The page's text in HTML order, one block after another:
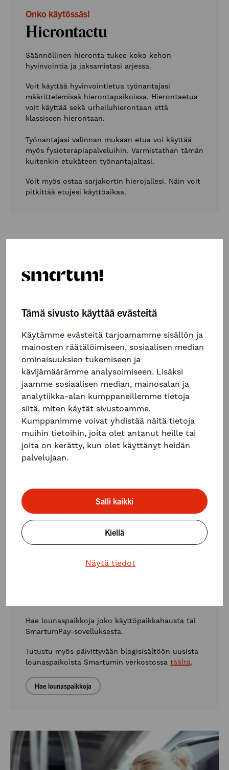
Tämä sivusto käyttää evästeitä
Käytämme evästeitä tarjoamamme sisällön ja
mainosten räätälöimiseen, sosiaalisen median
ominaisuuksien tukemiseen ja
kävijämäärämme analysoimiseen. Lisäksi
jaamme sosiaalisen median, mainosalan ja
analytiikka-alan kumppaneillemme tietoja
siitä, miten käytät sivustoamme.
Kumppanimme voivat yhdistää näitä tietoja
muihin tietoihin, joita olet antanut heille tai
joita on kerätty, kun olet käyttänyt heidän
palvelujaan.
Salli kaikki
Kiellä
Näytä tiedot
Onko käytössäsi
Hierontaetu
Säännöllinen hieronta tukee koko kehon
hyvinvointia ja jaksamistasi arjessa.
Voit käyttää hyvinvointietua työnantajasi
määrittelemissä hierontapaikoissa. Hierontaetua
voit käyttää sekä urheiluhierontaan että
klassiseen hierontaan.
Työnantajasi valinnan mukaan etua voi käyttää
myös fysioterapiapalveluihin. Varmistathan tämän
kuitenkin etukäteen työnantajaltasi.
Voit myös ostaa sarjakortin hierojallesi. Näin voit
pitkittää etujesi käyttöaikaa.
Lounasetu
Hyödynnä lounasetusi maksamalla SmartumPay-
Muistathan, että lounasetua voit hyödyntää myös
Voit tilata lounaan myös kotiinkuljetettuna
Hae lounaspaikkoja joko käyttöpaikkahausta tai
SmartumPay-sovelluksesta.
Tutustu myös päivittyvään blogisisältöön uusista
lounaspaikoista Smartumin verkostossa täältä.
Hae lounaspaikkoja